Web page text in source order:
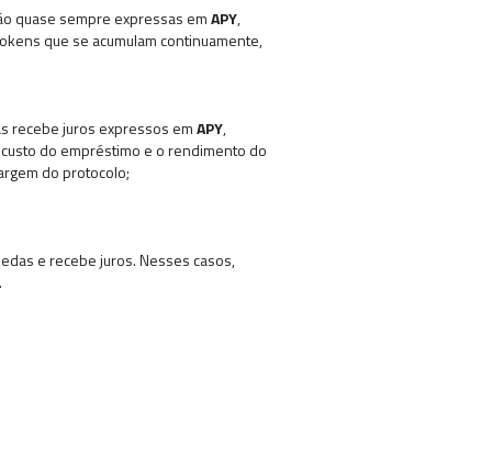
quase sempre expressas emAPY,
que se acumulam continuamente,
recebe juros expressos emAPY,
do empréstimo e o rendimento do
do protocolo;
e recebe juros. Nesses casos,